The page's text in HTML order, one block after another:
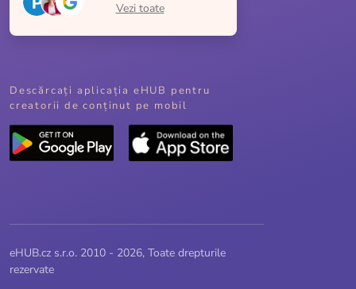
Vezi toate
Descărcați aplicația eHUB pentru
creatorii de conținut pe mobil
eHUB.cz s.r.o. 2010 - 2026, Toate drepturile
rezervate